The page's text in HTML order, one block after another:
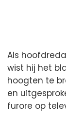
Als
wist hij het
hoogten te
en
furore op